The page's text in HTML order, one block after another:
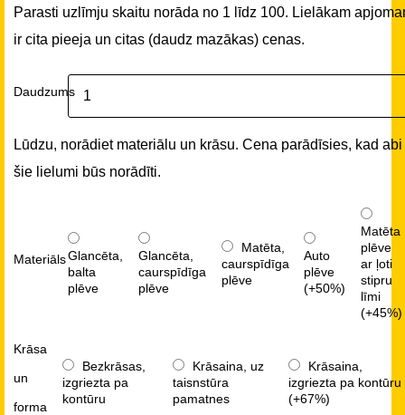
Parasti uzlīmju skaitu norāda no 1 līdz 100. Lielākam
ir cita pieeja un citas (daudz mazākas) cenas.
Daudzums
Lūdzu, norādiet materiālu un krāsu. Cena parādīsies, kad abi
šie lielumi būs norādīti.
MateriālsGlancēta,
balta
plēve
Glancēta,
caurspīdīga
plēve
Matēta,
caurspīdīga
plēve
Auto
plēve
(+50%)
Matēta
plēve
ar ļoti
stipru
līmi
(+45%)
Krāsa
un
forma
Bezkrāsas,
izgriezta pa
kontūru
Krāsaina, uz
taisnstūra
pamatnes
Krāsaina,
izgriezta pa kontūru
(+67%)